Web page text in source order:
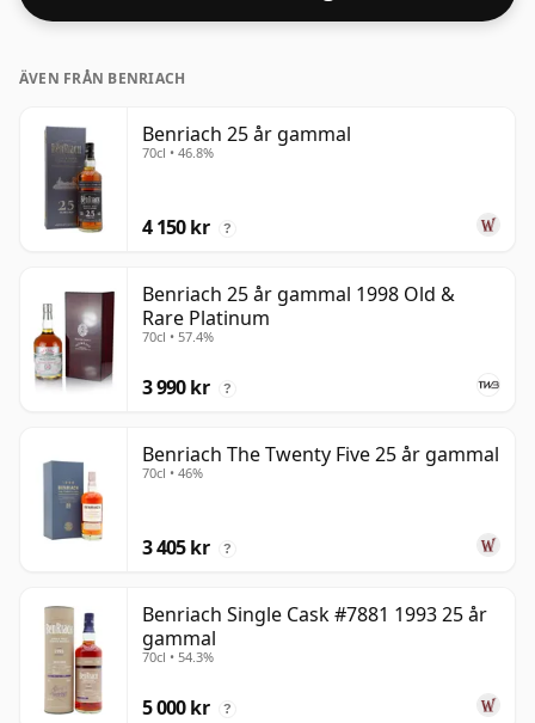
ÄVEN FRÅN BENRIACH
Benriach 25 år gammal
70cl • 46.8%
4 150 kr ?
Benriach 25 år gammal 1998 Old &
Rare Platinum
70cl • 57.4%
3 990 kr ?
Benriach The Twenty Five 25 år gammal
70cl • 46%
3 405 kr ?
Benriach Single Cask #7881 1993 25 år
gammal
70cl • 54.3%
5 000 kr ?